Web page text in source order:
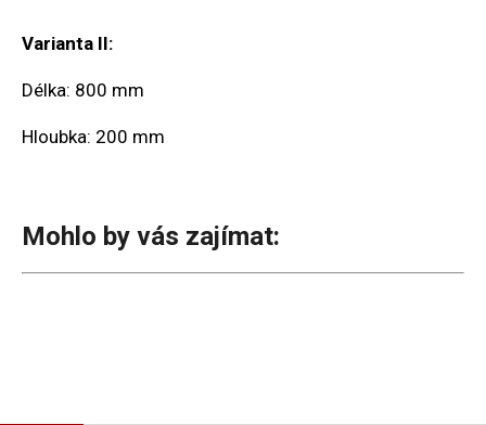
Varianta II:
Délka: 800 mm
Hloubka: 200 mm
Mohlo by vás zajímat: